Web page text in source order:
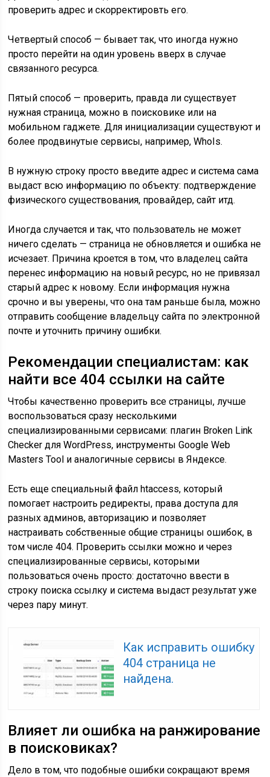
проверить адрес и скорректировть его.
Четвертый способ — бывает так, что иногда нужно
просто перейти на один уровень вверх в случае
связанного ресурса.
Пятый способ — проверить, правда ли существует
нужная страница, можно в поисковике или на
мобильном гаджете. Для инициализации существуют и
более продвинутые сервисы, например, WhoIs.
В нужную строку просто введите адрес и система сама
выдаст всю информацию по объекту: подтверждение
физического существования, провайдер, сайт итд.
Иногда случается и так, что пользователь не может
ничего сделать — страница не обновляется и ошибка не
исчезает. Причина кроется в том, что владелец сайта
перенес информацию на новый ресурс, но не привязал
старый адрес к новому. Если информация нужна
срочно и вы уверены, что она там раньше была, можно
отправить сообщение владельцу сайта по электронной
почте и уточнить причину ошибки.
Рекомендации специалистам: как
найти все 404 ссылки на сайте
Чтобы качественно проверить все страницы, лучше
воспользоваться сразу несколькими
специализированными сервисами: плагин Broken Link
Checker для WordPress, инструменты Google Web
Masters Tool и аналогичные сервисы в Яндексе.
Есть еще специальный файл htaccess, который
помогает настроить редиректы, права доступа для
разных админов, авторизацию и позволяет
настраивать собственные общие страницы ошибок, в
том числе 404. Проверить ссылки можно и через
специализированные сервисы, которыми
пользоваться очень просто: достаточно ввести в
строку поиска ссылку и система выдаст результат уже
через пару минут.
Как исправить ошибку
404 страница не
найдена.
Влияет ли ошибка на ранжирование
в поисковиках?
Дело в том, что подобные ошибки сокращают время